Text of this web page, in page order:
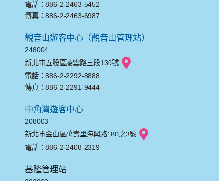
電話：886-2-2463-5452
傳真：886-2-2463-6987
觀音山遊客中心（觀音山管理站）
248004
新北市五股區凌雲路三段130號
電話：886-2-2292-8888
傳真：886-2-2291-9444
中角灣遊客中心
208003
新北市金山區萬壽里海興路180之3號
電話：886-2-2408-2319
基隆管理站